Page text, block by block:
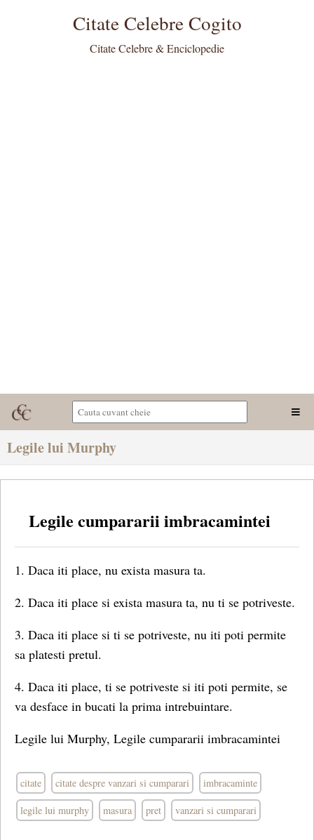
Citate Celebre Cogito
Citate Celebre & Enciclopedie
Legile lui Murphy
Legile cumpararii imbracamintei
1. Daca iti place, nu exista masura ta.
2. Daca iti place si exista masura ta, nu ti se potriveste.
3. Daca iti place si ti se potriveste, nu iti poti permite
sa platesti pretul.
4. Daca iti place, ti se potriveste si iti poti permite, se
va desface in bucati la prima intrebuintare.
Legile lui Murphy, Legile cumpararii imbracamintei
citate citate despre vanzari si cumparari imbracaminte
legile lui murphy masura pret vanzari si cumparari